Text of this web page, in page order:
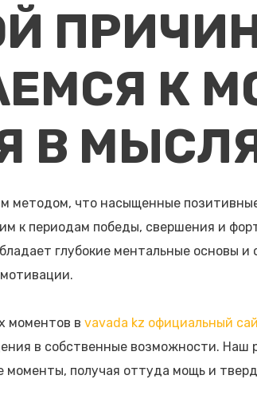
К
В
методом, что насыщенные
к периодам победы, свершения и
глубокие ментальные основы
моментов в vavada kz официальный
в собственные возможности. Наш
моменты, получая оттуда мощь и